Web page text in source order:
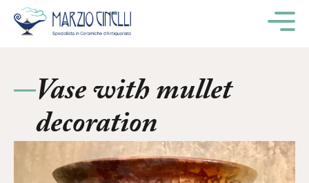
Vase with mullet
decoration